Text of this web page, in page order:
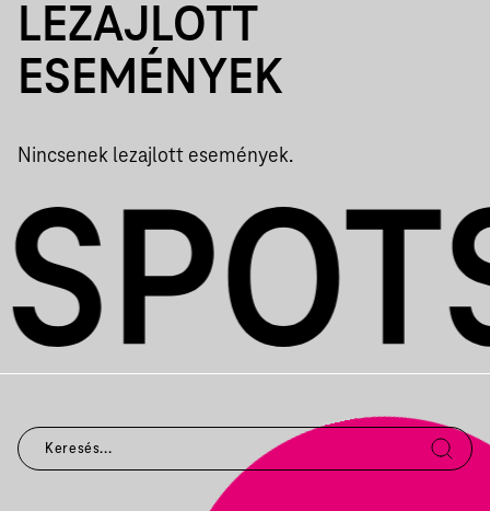
LEZAJLOTT
ESEMÉNYEK
Nincsenek lezajlott események.